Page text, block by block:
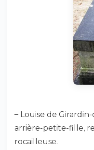
– Louise de
arrière-petite-fille,
rocailleuse.